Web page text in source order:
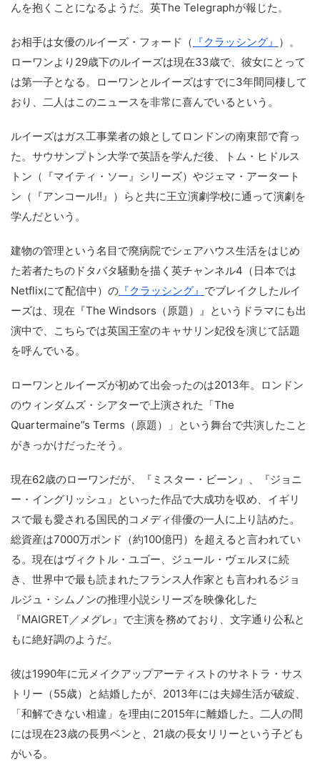
んを抱くことになるようだ。英The Telegraphが報じた。
お相手は女優のルイーズ・フォード（ 『クラッシング』 ）。
ローワンより29歳下のルイーズは現在33歳で、彼女にとって
は第一子となる。ローワンとルイーズはすでに3年間同棲して
おり、二人はこのニュースを非常に喜んでいるという。
ルイーズはガス工事業者の娘としてロンドンの南東部で育っ
た。サウサンプトン大学で英語を学んだ後、トム・ヒドルス
トン（『マイティ・ソー』シリーズ）やジェマ・アータート
ン（『アンコール!!』）らと共に王立演劇学校に通って演劇を
学んだという。
建物の管理という名目で廃病院でシェアハウス生活をはじめ
た若者たちのドタバタ騒動を描く英チャンネル4（日本では
Netflixにて配信中）の 『クラッシング』 でブレイクしたルイ
ーズは、現在『The Windsors（原題）』というドラマにも出
演中で、こちらでは英国王室のキャサリン妃役を演じて話題
を呼んでいる。
ローワンとルイーズが初めて出会ったのは2013年。ロンドン
のウィンダムズ・シアターで上演された「The
Quartermaine”s Terms（原題）」という舞台で共演したこと
がきっかけだったそう。
現在62歳のローワンだが、『ミスター・ビーン』、『ジョニ
ー・イングリッシュ』といった作品で大成功を収め、イギリ
スで最も愛される国民的コメディ俳優の一人に上り詰めた。
総資産は7000万ポンド（約100億円）を超えると言われてい
る。現在はヴィクトル・ユゴー、ジュール・ヴェルヌに続
き、世界中で最も読まれたフランス人作家とも言われるジョ
ルジュ・シムノンの推理小説シリーズを映像化した
『MAIGRET／メグレ』で主演を務めており、文字通り公私と
もに絶好調のようだ。
彼は1990年に元メイクアップアーティストのサネトラ・サス
トリー（55歳）と結婚したが、2013年には夫婦生活が破綻、
「和解できない相違」を理由に2015年に離婚した。二人の間
には現在23歳の長男ベンと、21歳の長女リリーという子ども
がいる。